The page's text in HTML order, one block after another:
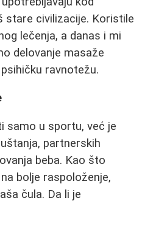
stare civilizacije. Koristile
lečenja, a danas i mi
delovanje masaže
ravnotežu.
samo u sportu, već je
partnerskih
beba. Kao što
bolje raspoloženje,
čula. Da li je